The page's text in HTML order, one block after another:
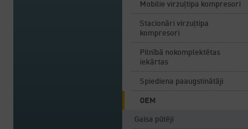
Mobilie virzuļtipa kompresori
Stacionāri virzuļtipa
kompresori
Pilnībā nokomplektētas
iekārtas
Spiediena paaugstinātāji
OEM
Gaisa pūtēji